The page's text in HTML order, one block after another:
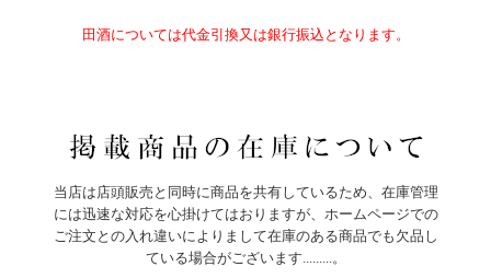
田酒については代金引換又は銀行振込となります。
当店は店頭販売と同時に商品を共有しているため、在庫管理
には迅速な対応を心掛けてはおりますが、ホームページでの
ご注文との入れ違いによりまして在庫のある商品でも欠品し
ている場合がございます.........。